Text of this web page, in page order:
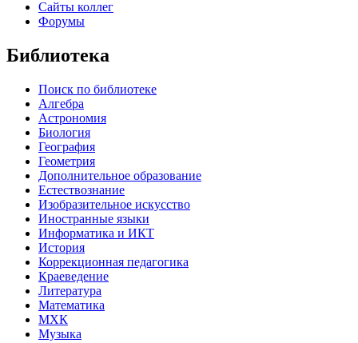
Сайты коллег
Форумы
Библиотека
Поиск по библиотеке
Алгебра
Астрономия
Биология
География
Геометрия
Дополнительное образование
Естествознание
Изобразительное искусство
Иностранные языки
Информатика и ИКТ
История
Коррекционная педагогика
Краеведение
Литература
Математика
МХК
Музыка